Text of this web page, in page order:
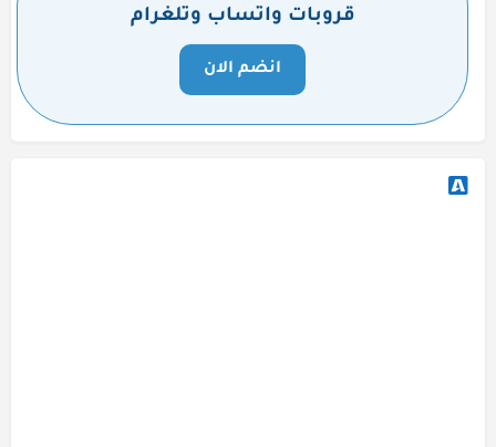
قروبات واتساب وتلغرام
انضم الان